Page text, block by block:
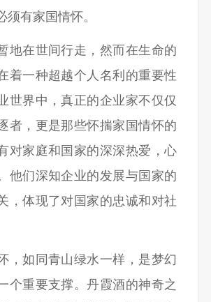
须有家国情怀。
在世间行走，然而在生命的
着一种超越个人名利的重要性
世界中，真正的企业家不仅仅
者，更是那些怀揣家国情怀的
对家庭和国家的深深热爱，心
他们深知企业的发展与国家的
，体现了对国家的忠诚和对社
如同青山绿水一样，是梦幻
个重要支撑。丹霞酒的神奇之